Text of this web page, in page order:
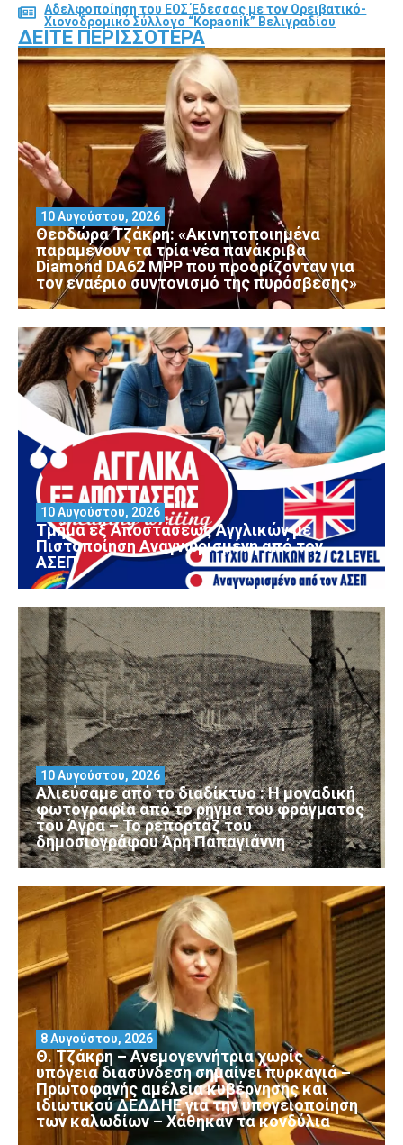
Αδελφοποίηση του ΕΟΣ Έδεσσας με τον Ορειβατικό-
Χιονοδρομικό Σύλλογο “Kopaonik” Βελιγραδίου
ΔΕΊΤΕ ΠΕΡΙΣΣΌΤΕΡΑ
Θεοδώρα Τζάκρη: «Ακινητοποιημένα
παραμένουν τα τρία νέα πανάκριβα
Diamond DA62 MPP που προορίζονταν για
τον εναέριο συντονισμό της πυρόσβεσης»
10 Αυγούστου, 2026
Τμήμα εξ Αποστάσεως Αγγλικών με
Πιστοποίηση Αναγνωρισμένη από τον
ΑΣΕΠ
10 Αυγούστου, 2026
Αλιεύσαμε από το διαδίκτυο : Η μοναδική
φωτογραφία από το ρήγμα του φράγματος
του Άγρα – Το ρεπορτάζ του
δημοσιογράφου Άρη Παπαγιάννη
10 Αυγούστου, 2026
Θ. Τζάκρη – Ανεμογεννήτρια χωρίς
υπόγεια διασύνδεση σημαίνει πυρκαγιά –
Πρωτοφανής αμέλεια κυβέρνησης και
ιδιωτικού ΔΕΔΔΗΕ για την υπογειοποίηση
των καλωδίων – Χάθηκαν τα κονδύλια
8 Αυγούστου, 2026